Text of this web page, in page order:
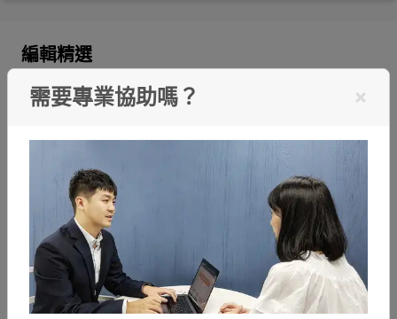
編輯精選
偽造貨幣會被關嗎？收到假鈔怎麼辦？刑責＆處理步驟
需要專業協助嗎？